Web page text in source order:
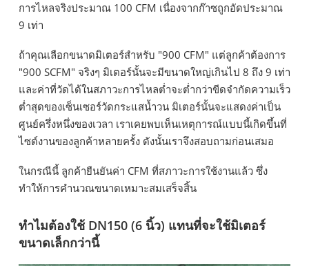
การไหลจริงประมาณ 100 CFM เนื่องจากก๊าซถูกอัดประมาณ
9 เท่า
ถ้าคุณเลือกขนาดมิเตอร์สำหรับ "900 CFM" แต่ลูกค้าต้องการ
"900 SCFM" จริงๆ มิเตอร์นั้นจะมีขนาดใหญ่เกินไป 8 ถึง 9 เท่า
และค่าที่วัดได้ในสภาวะการไหลต่ำจะต่ำกว่าขีดจำกัดความเร็ว
ต่ำสุดของเซ็นเซอร์วัดกระแสน้ำวน มิเตอร์นั้นจะแสดงค่าเป็น
ศูนย์ครึ่งหนึ่งของเวลา เราเคยพบเห็นเหตุการณ์แบบนี้เกิดขึ้นที่
ไซต์งานของลูกค้าหลายครั้ง ดังนั้นเราจึงสอบถามก่อนเสมอ
ในกรณีนี้ ลูกค้ายืนยันค่า CFM ที่สภาวะการใช้งานแล้ว ซึ่ง
ทำให้การคำนวณขนาดเหมาะสมเสร็จสิ้น
ทำไมต้องใช้ DN150 (6 นิ้ว) แทนที่จะใช้มิเตอร์
ขนาดเล็กกว่านี้